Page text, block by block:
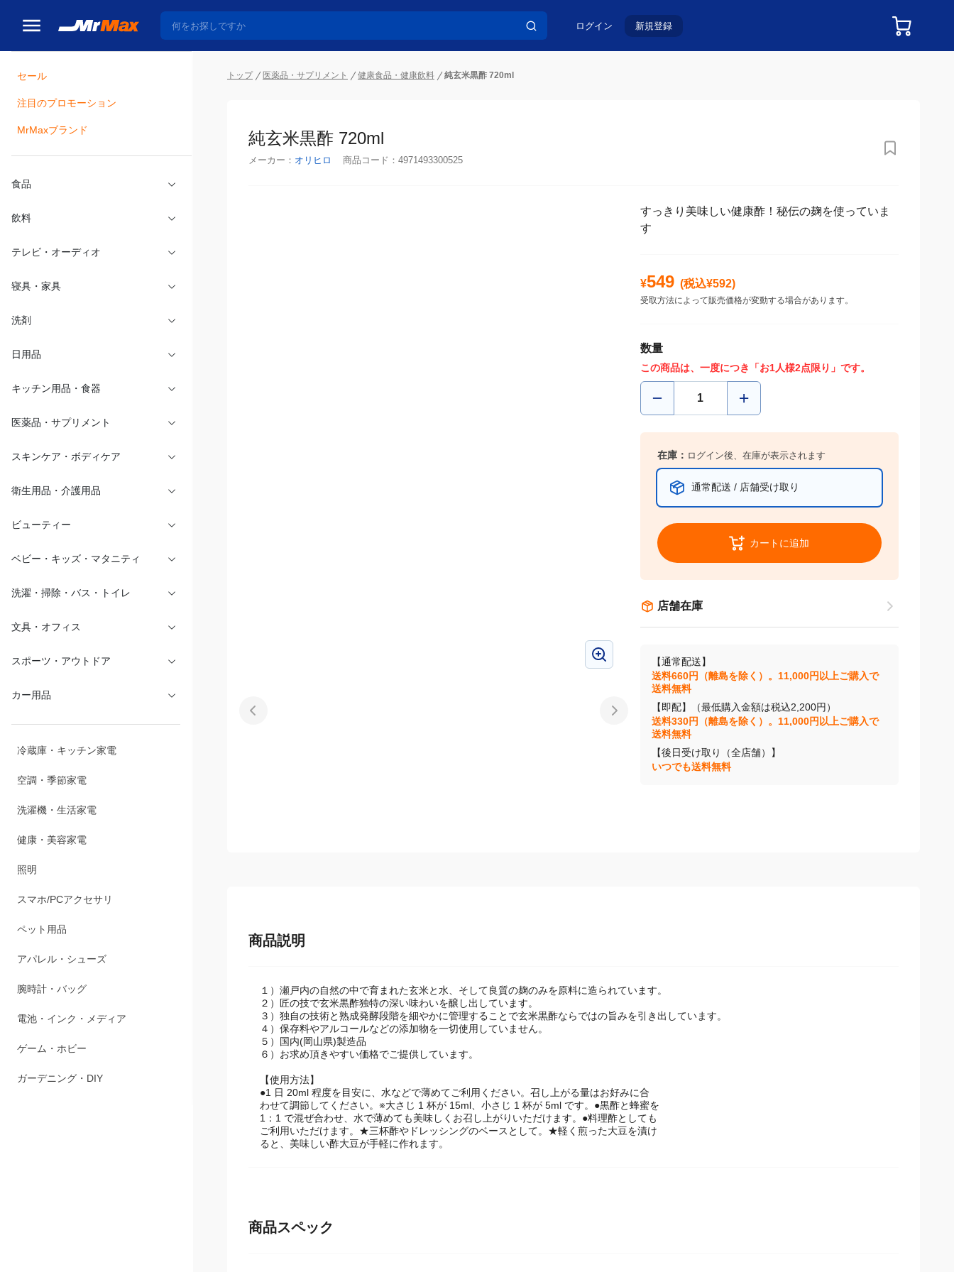
ログイン 新規登録
セール
注目のプロモーション
MrMaxブランド
食品
飲料
テレビ・オーディオ
寝具・家具
洗剤
日用品
カー用品
冷蔵庫・キッチン家電
空調・季節家電
洗濯機・生活家電
健康・美容家電
照明
スマホ/PCアクセサリ
トップ 医薬品・サプリメント 健康食品・健康飲料 純玄米黒酢 720ml
純玄米黒酢 720ml
メーカー： オリヒロ 商品コード： 4971493300525
すっきり美味しい健康酢！秘伝の麹を使っていま
す
¥549 (税込¥592)
受取方法によって販売価格が変動する場合があります。
数量
この商品は、一度につき「お1人様2点限り」です。
在庫： ログイン後、在庫が表示されます
通常配送 / 店舗受け取り
カートに追加
店舗在庫
【通常配送】
送料660円（離島を除く）。11,000円以上ご購入で
送料無料
【即配】（最低購入金額は税込2,200円）
送料330円（離島を除く）。11,000円以上ご購入で
送料無料
【後日受け取り（全店舗）】
１）瀬戸内の自然の中で育まれた玄米と水、そして良質の麹のみを原料に造られています。
２）匠の技で玄米黒酢独特の深い味わいを醸し出しています。
３）独自の技術と熟成発酵段階を細やかに管理することで玄米黒酢ならではの旨みを引き出しています。
４）保存料やアルコールなどの添加物を一切使用していません。
５）国内(岡山県)製造品
【使用方法】
●1 日 20ml 程度を目安に、水などで薄めてご利用ください。召し上がる量はお好みに合
わせて調節してください。※大さじ 1 杯が 15ml、小さじ 1 杯が 5ml です。●黒酢と蜂蜜を
1：1 で混ぜ合わせ、水で薄めても美味しくお召し上がりいただけます。●料理酢としても
ご利用いただけます。★三杯酢やドレッシングのベースとして。★軽く煎った大豆を漬け